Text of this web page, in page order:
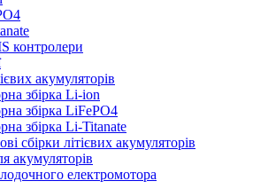
контролери
акумуляторів
збірка Li-ion
збірка LiFePO4
збірка Li-Titanate
сбірки літієвих акумуляторів
акумуляторів
електромотора